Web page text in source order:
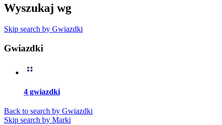
Wyszukaj wg
Skip search by Gwiazdki
Gwiazdki
4 gwiazdki
Back to search by Gwiazdki
Skip search by Marki